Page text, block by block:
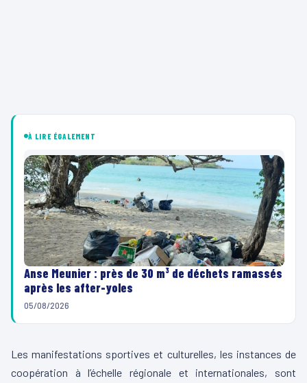
À LIRE ÉGALEMENT
Anse Meunier : près de 30 m³ de déchets ramassés
après les after-yoles
05/08/2026
Les manifestations sportives et culturelles, les instances de
coopération à l’échelle régionale et internationales, sont